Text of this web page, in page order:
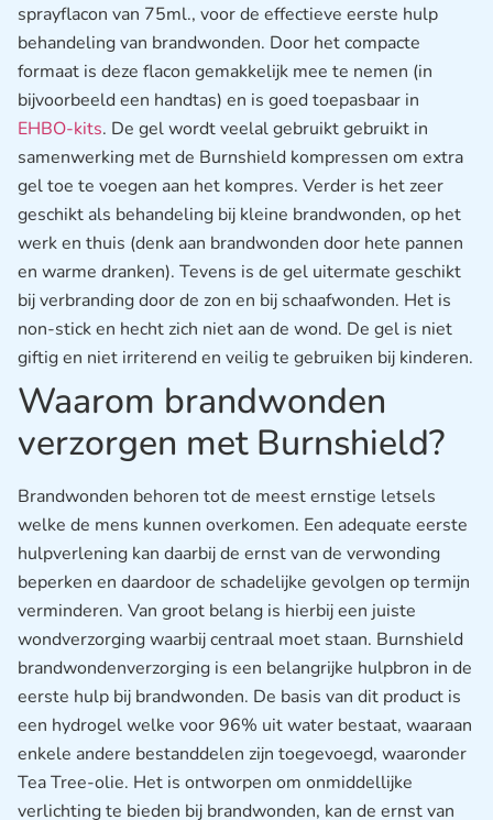
sprayflacon van 75ml., voor de effectieve eerste hulp
behandeling van brandwonden. Door het compacte
formaat is deze flacon gemakkelijk mee te nemen (in
bijvoorbeeld een handtas) en is goed toepasbaar in
EHBO-kits. De gel wordt veelal gebruikt gebruikt in
samenwerking met de Burnshield kompressen om extra
gel toe te voegen aan het kompres. Verder is het zeer
geschikt als behandeling bij kleine brandwonden, op het
werk en thuis (denk aan brandwonden door hete pannen
en warme dranken). Tevens is de gel uitermate geschikt
bij verbranding door de zon en bij schaafwonden. Het is
non-stick en hecht zich niet aan de wond. De gel is niet
giftig en niet irriterend en veilig te gebruiken bij kinderen.
Waarom brandwonden
verzorgen met Burnshield?
Brandwonden behoren tot de meest ernstige letsels
welke de mens kunnen overkomen. Een adequate eerste
hulpverlening kan daarbij de ernst van de verwonding
beperken en daardoor de schadelijke gevolgen op termijn
verminderen. Van groot belang is hierbij een juiste
wondverzorging waarbij centraal moet staan. Burnshield
brandwondenverzorging is een belangrijke hulpbron in de
eerste hulp bij brandwonden. De basis van dit product is
een hydrogel welke voor 96% uit water bestaat, waaraan
enkele andere bestanddelen zijn toegevoegd, waaronder
Tea Tree-olie. Het is ontworpen om onmiddellijke
verlichting te bieden bij brandwonden, kan de ernst van